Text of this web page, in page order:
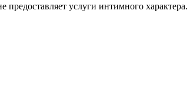
предоставляет услуги интимного характера.